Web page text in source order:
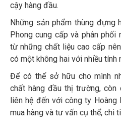
cậy hàng đầu.
Những sản phẩm thùng đựng
Phong cung cấp và phân
từ những chất liệu cao cấp
có một không hai với nhiều tính
Để có thể sở hữu cho mình
chất hàng đầu thị trường, còn
liên hệ đến với công ty
mua hàng và tư vấn cụ thể, chi